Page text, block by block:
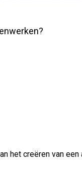
het creëren van